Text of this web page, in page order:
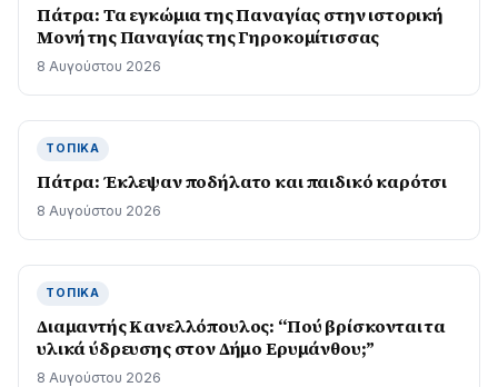
Πάτρα: Τα εγκώμια της Παναγίας στην ιστορική
Μονή της Παναγίας της Γηροκομίτισσας
8 Αυγούστου 2026
ΤΟΠΙΚΆ
Πάτρα: Έκλεψαν ποδήλατο και παιδικό καρότσι
8 Αυγούστου 2026
ΤΟΠΙΚΆ
Διαμαντής Κανελλόπουλος: “Πού βρίσκονται τα
υλικά ύδρευσης στον Δήμο Ερυμάνθου;”
8 Αυγούστου 2026